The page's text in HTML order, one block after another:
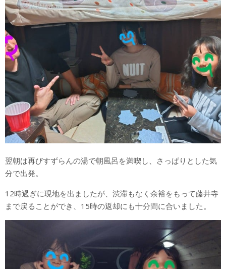
翌朝は再びすずらんの湯で朝風呂を満喫し、さっぱりとした気
分で出発。
12時過ぎに現地を出ましたが、渋滞もなく余裕をもって藤井寺
まで戻ることができ、15時の返却にも十分間に合いました。